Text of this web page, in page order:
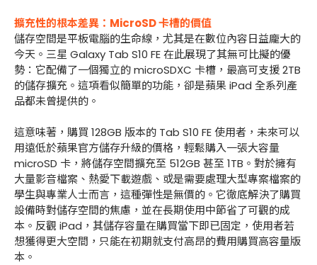
擴充性的根本差異：MicroSD 卡槽的價值
儲存空間是平板電腦的生命線，尤其是在數位內容日益龐大的
今天。三星 Galaxy Tab S10 FE 在此展現了其無可比擬的優
勢：它配備了一個獨立的 microSDXC 卡槽，最高可支援 2TB
的儲存擴充。這項看似簡單的功能，卻是蘋果 iPad 全系列產
品都未曾提供的。
這意味著，購買 128GB 版本的 Tab S10 FE 使用者，未來可以
用遠低於蘋果官方儲存升級的價格，輕鬆購入一張大容量
microSD 卡，將儲存空間擴充至 512GB 甚至 1TB。對於擁有
大量影音檔案、熱愛下載遊戲、或是需要處理大型專案檔案的
學生與專業人士而言，這種彈性是無價的。它徹底解決了購買
設備時對儲存空間的焦慮，並在長期使用中節省了可觀的成
本。反觀 iPad，其儲存容量在購買當下即已固定，使用者若
想獲得更大空間，只能在初期就支付高昂的費用購買高容量版
本。